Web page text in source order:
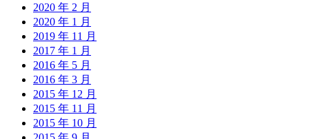
2020 年 2 月
2020 年 1 月
2019 年 11 月
2017 年 1 月
2016 年 5 月
2016 年 3 月
2015 年 12 月
2015 年 11 月
2015 年 10 月